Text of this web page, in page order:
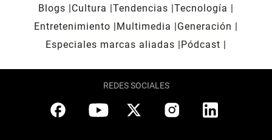
Blogs
Cultura Tendencias Tecnología
Entretenimiento
Multimedia
Generación
Especiales marcas aliadas
Pódcast
REDES SOCIALES